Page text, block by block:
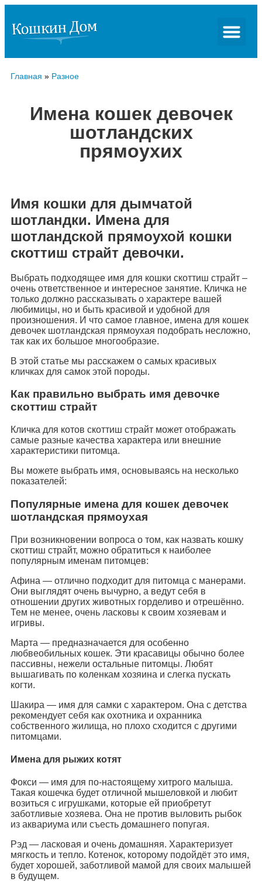
Главная » Разное
Имена кошек девочек
шотландских
прямоухих
Имя кошки для дымчатой
шотландки. Имена для
шотландской прямоухой кошки
скоттиш страйт девочки.
Выбрать подходящее имя для кошки скоттиш страйт –
очень ответственное и интересное занятие. Кличка не
только должно рассказывать о характере вашей
любимицы, но и быть красивой и удобной для
произношения. И что самое главное, имена для кошек
девочек шотландская прямоухая подобрать несложно,
так как их большое многообразие.
В этой статье мы расскажем о самых красивых
кличках для самок этой породы.
Как правильно выбрать имя девочке
скоттиш страйт
Кличка для котов скоттиш страйт может отображать
самые разные качества характера или внешние
характеристики питомца.
Вы можете выбрать имя, основываясь на несколько
показателей:
Популярные имена для кошек девочек
шотландская прямоухая
При возникновении вопроса о том, как назвать кошку
скоттиш страйт, можно обратиться к наиболее
популярным именам питомцев:
Афина — отлично подходит для питомца с манерами.
Они выглядят очень вычурно, а ведут себя в
отношении других животных горделиво и отрешённо.
Тем не менее, очень ласковы к своим хозяевам и
игривы.
Марта — предназначается для особенно
любвеобильных кошек. Эти красавицы обычно более
пассивны, нежели остальные питомцы. Любят
вышагивать по коленкам хозяина и слегка пускать
когти.
Шакира — имя для самки с характером. Она с детства
рекомендует себя как охотника и охранника
собственного жилища, но плохо сходится с другими
питомцами.
Имена для рыжих котят
Фокси — имя для по-настоящему хитрого малыша.
Такая кошечка будет отличной мышеловкой и любит
возиться с игрушками, которые ей приобретут
заботливые хозяева. Она не против выловить рыбок
из аквариума или съесть домашнего попугая.
Рэд — ласковая и очень домашняя. Характеризует
мягкость и тепло. Котенок, которому подойдёт это имя,
будет хорошей, заботливой мамой для своих малышей
в будущем.